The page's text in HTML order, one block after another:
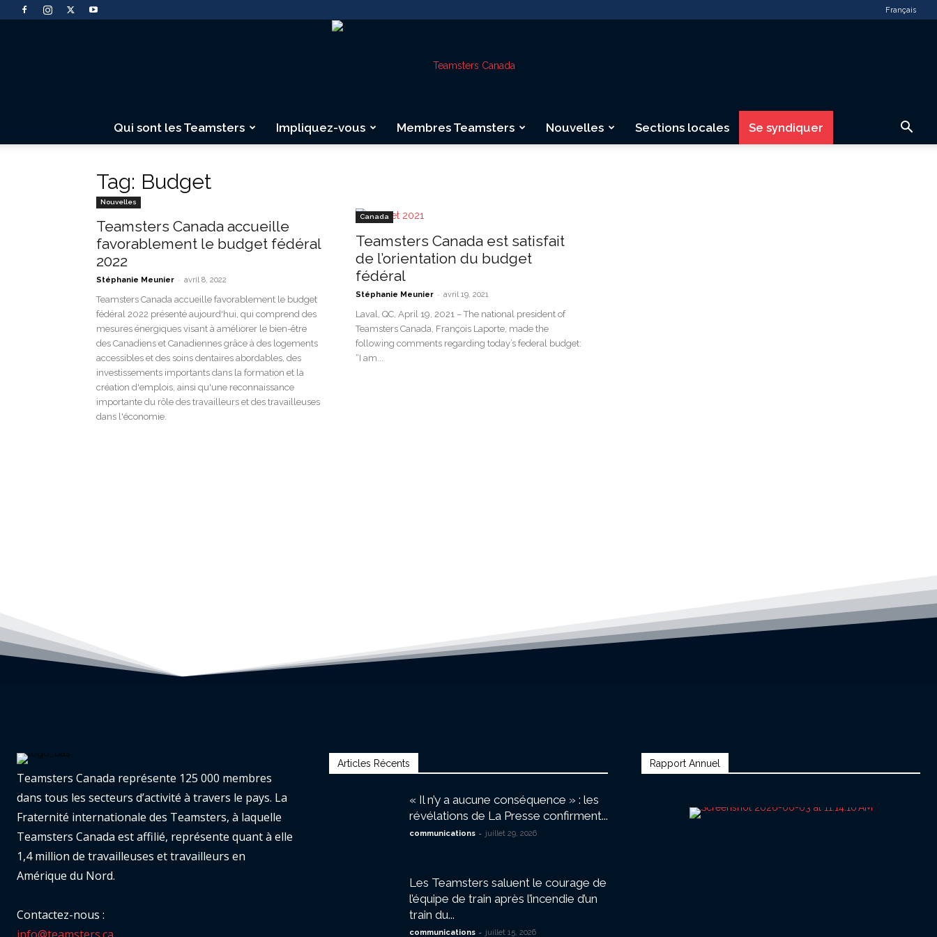
Français
Canada
Qui sont les Teamsters Impliquez-vous Membres Teamsters Nouvelles Sections locales Se syndiquer
Tag: Budget
Nouvelles
Teamsters Canada accueille
favorablement le budget fédéral
2022
Stéphanie Meunier - avril 8, 2022
Teamsters Canada accueille favorablement le budget
fédéral 2022 présenté aujourd'hui, qui comprend des
mesures énergiques visant à améliorer le bien-être
des Canadiens et Canadiennes grâce à des logements
accessibles et des soins dentaires abordables, des
investissements importants dans la formation et la
création d'emplois, ainsi qu'une reconnaissance
importante du rôle des travailleurs et des travailleuses
dans l'économie.
Canada
Teamsters Canada est satisfait
de l’orientation du budget
fédéral
Stéphanie Meunier - avril 19, 2021
Laval, QC, April 19, 2021 – The national president of
Teamsters Canada, François Laporte, made the
following comments regarding today’s federal budget:
“I am...
Teamsters Canada représente 125 000 membres
dans tous les secteurs d’activité à travers le pays. La
Fraternité internationale des Teamsters, à laquelle
Teamsters Canada est affilié, représente quant à elle
1,4 million de travailleuses et travailleurs en
Amérique du Nord.
Contactez-nous :
Articles Récents
« Il n’y a aucune conséquence » : les
révélations de La Presse confirment...
communications - juillet 29, 2026
Les Teamsters saluent le courage de
l’équipe de train après l’incendie d’un
train du...
communications - juillet 15, 2026
Rapport Annuel